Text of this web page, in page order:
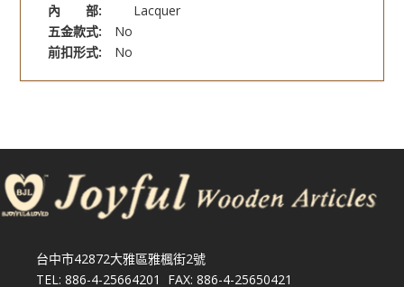
內 部: Lacquer
五金款式: No
前扣形式: No
台中市42872大雅區雅楓街2號
TEL: 886-4-25664201 FAX: 886-4-25650421